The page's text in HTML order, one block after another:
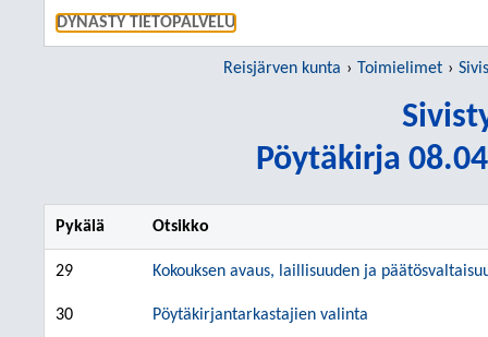
DYNASTY TIETOPALVELU
Reisjärven kunta Toimielimet
Pöytäkirja
Pykälä Otsikko
29 Kokouksen avaus, laillisuuden ja
30 Pöytäkirjantarkastajien valinta